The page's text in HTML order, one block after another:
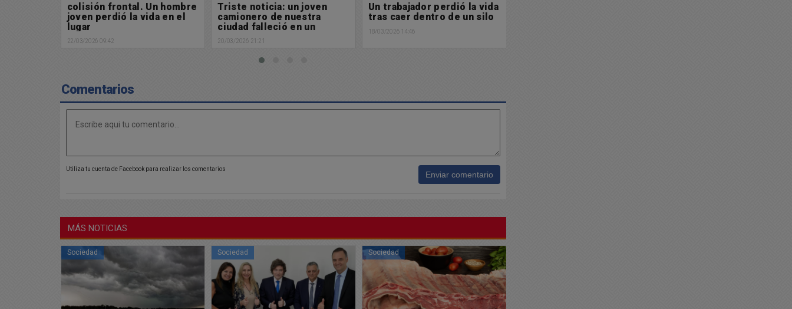
colisión frontal. Un hombre
joven perdió la vida en el
lugar
22/03/2026 09:42
Triste noticia: un joven
camionero de nuestra
ciudad falleció en un
accidente
20/03/2026 21:21
Un trabajador perdió la vida
tras caer dentro de un silo
18/03/2026 14:46
Comentarios
Utiliza tu cuenta de Facebook para realizar los comentarios
Enviar comentario
MÁS NOTICIAS
Sociedad Sociedad Sociedad